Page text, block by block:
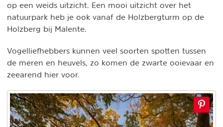
op een weids uitzicht. Een mooi uitzicht over het
natuurpark heb je ook vanaf de Holzbergturm op de
Holzberg bij Malente.
Vogelliefhebbers kunnen veel soorten spotten tussen
de meren en heuvels, zo komen de zwarte ooievaar en
zeearend hier voor.